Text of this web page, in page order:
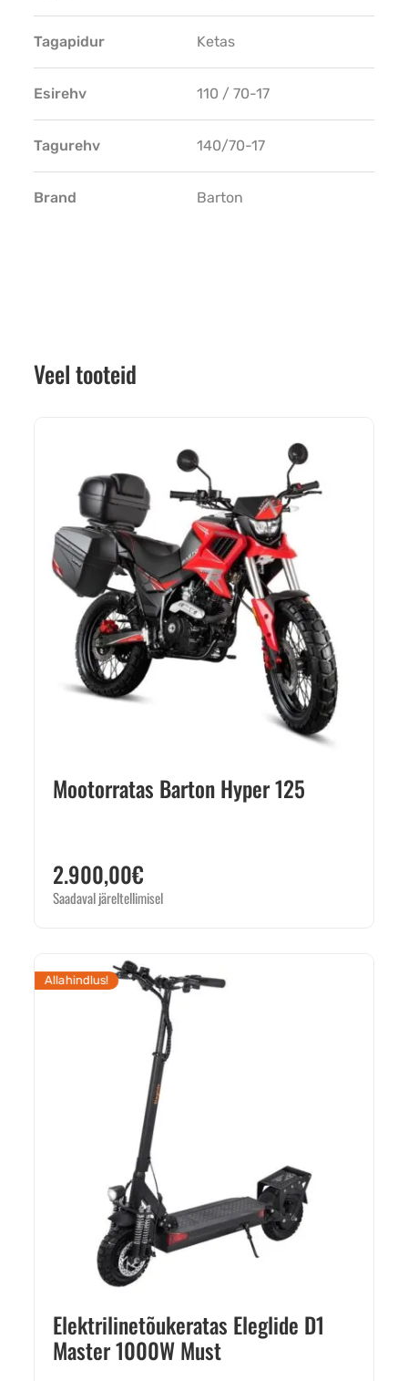
Tagapidur Ketas
Esirehv 110 / 70-17
Tagurehv 140/70-17
Brand Barton
Veel tooteid
Mootorratas Barton Hyper 125
2.900,00€
Saadaval järeltellimisel
Allahindlus!
Elektrilinetõukeratas Eleglide D1
Master 1000W Must